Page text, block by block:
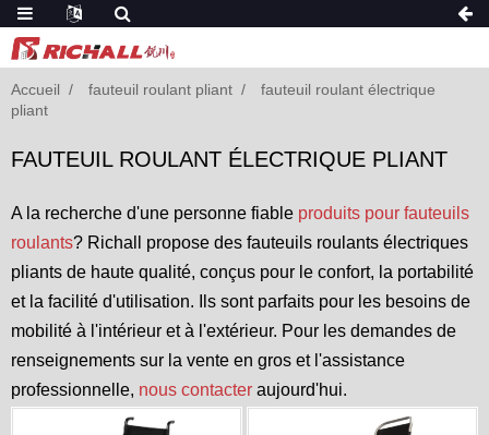
Accueil fauteuil roulant pliant
fauteuil roulant électrique
pliant
FAUTEUIL ROULANT ÉLECTRIQUE PLIANT
A la recherche d'une personne fiable produits pour fauteuils
roulants? Richall propose des fauteuils roulants électriques
pliants de haute qualité, conçus pour le confort, la portabilité
et la facilité d'utilisation. Ils sont parfaits pour les besoins de
mobilité à l'intérieur et à l'extérieur. Pour les demandes de
renseignements sur la vente en gros et l'assistance
professionnelle, nous contacter aujourd'hui.